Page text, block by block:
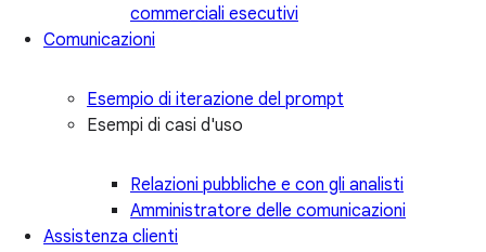
commerciali esecutivi
Comunicazioni
Esempio di iterazione del prompt
Esempi di casi d'uso
Relazioni pubbliche e con gli analisti
Amministratore delle comunicazioni
Assistenza clienti